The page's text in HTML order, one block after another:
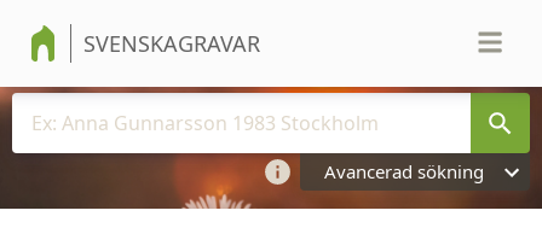
SVENSKAGRAVAR
Avancerad sökning